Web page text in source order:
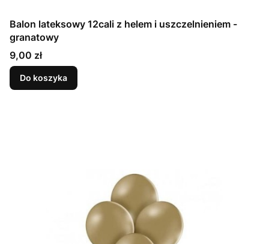
Balon lateksowy 12cali z helem i uszczelnieniem -
granatowy
Cena
9,00 zł
Do koszyka